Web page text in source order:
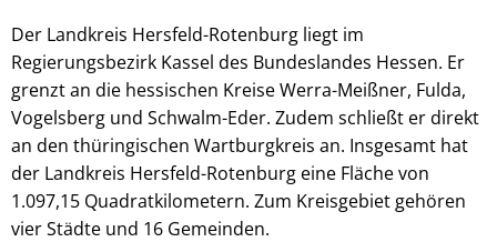
© Stefan Bochenek
Der Landkreis Hersfeld-Rotenburg liegt im
Regierungsbezirk Kassel des Bundeslandes Hessen. Er
grenzt an die hessischen Kreise Werra-Meißner, Fulda,
Vogelsberg und Schwalm-Eder. Zudem schließt er direkt
an den thüringischen Wartburgkreis an. Insgesamt hat
der Landkreis Hersfeld-Rotenburg eine Fläche von
1.097,15 Quadratkilometern. Zum Kreisgebiet gehören
vier Städte und 16 Gemeinden.